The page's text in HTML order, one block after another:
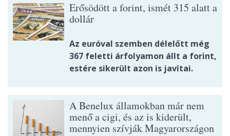
Erősödött a forint, ismét 315 alatt a
dollár
Az euróval szemben délelőtt még
367 feletti árfolyamon állt a forint,
estére sikerült azon is javítai.
A Benelux államokban már nem
menő a cigi, és az is kiderült,
mennyien szívják Magyarországon